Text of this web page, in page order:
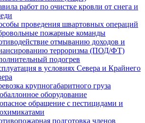
работ по очистке кровли от снега и
проведения швартовных операций
пожарные команды
отмыванию доходов и
терроризма (ПОД/ФТ)
подогрев
в условиях Севера и Крайнего
крупногабаритного груза
оборудование
обращение с пестицидами и
подготовка членов